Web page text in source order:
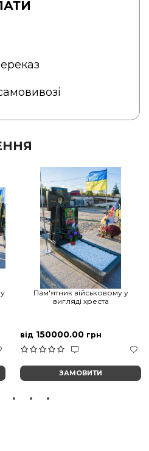
Пам'ятник військовому у
вигляді хреста
від 150000.00 грн
ЗАМОВИТИ